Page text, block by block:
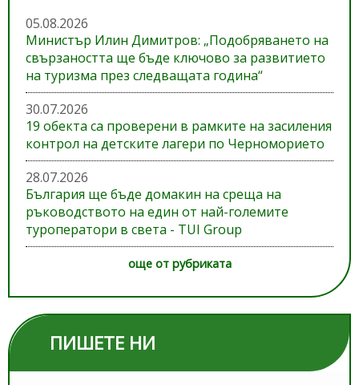
05.08.2026
Министър Илин Димитров: „Подобряването на
свързаността ще бъде ключово за развитието
на туризма през следващата година“
30.07.2026
19 обекта са проверени в рамките на засиления
контрол на детските лагери по Черноморието
28.07.2026
България ще бъде домакин на среща на
ръководството на един от най-големите
туроператори в света - TUI Group
още от рубриката
ПИШЕТЕ НИ